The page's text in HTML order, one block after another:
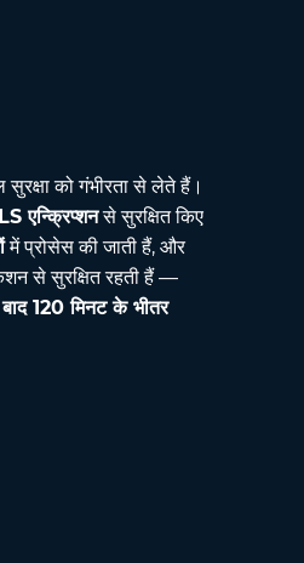
को गंभीरता से लेते हैं।
एन्क्रिप्शनसे सुरक्षित किए
में प्रोसेस की जाती हैं, और
से सुरक्षित रहती हैं —
120 मिनट के भीतर